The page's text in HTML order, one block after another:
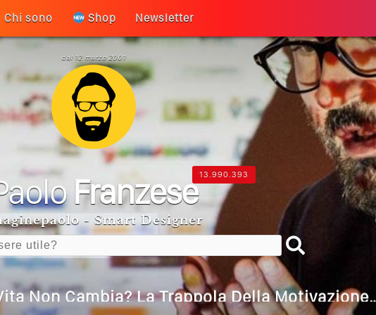
Chi sono Shop Newsletter
dal 12 marzo 2001
13.990.393
Franzese
- Smart Designer
Non Cambia? La Trappola Della Motivazione…
Speranza: Il Quarto Memorial Carmine Franzese